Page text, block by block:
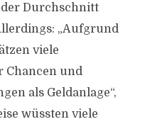
Durchschnitt
„Aufgrund
viele
Chancen und
als Geldanlage“,
wüssten viele